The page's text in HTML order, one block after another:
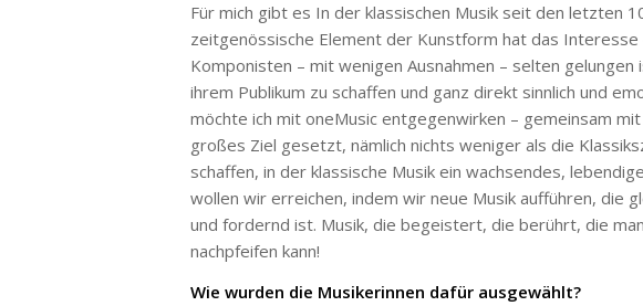
Für mich gibt es In der klassischen Musik seit den letzten
zeitgenössische Element der Kunstform hat das
Komponisten – mit wenigen Ausnahmen – selten
ihrem Publikum zu schaffen und ganz direkt sinnlich und
möchte ich mit oneMusic entgegenwirken – gemeinsam
großes Ziel gesetzt, nämlich nichts weniger als die
schaffen, in der klassische Musik ein wachsendes,
wollen wir erreichen, indem wir neue Musik aufführen, die
und fordernd ist. Musik, die begeistert, die berührt, die
nachpfeifen kann!
Wie wurden die Musikerinnen dafür ausgewählt?